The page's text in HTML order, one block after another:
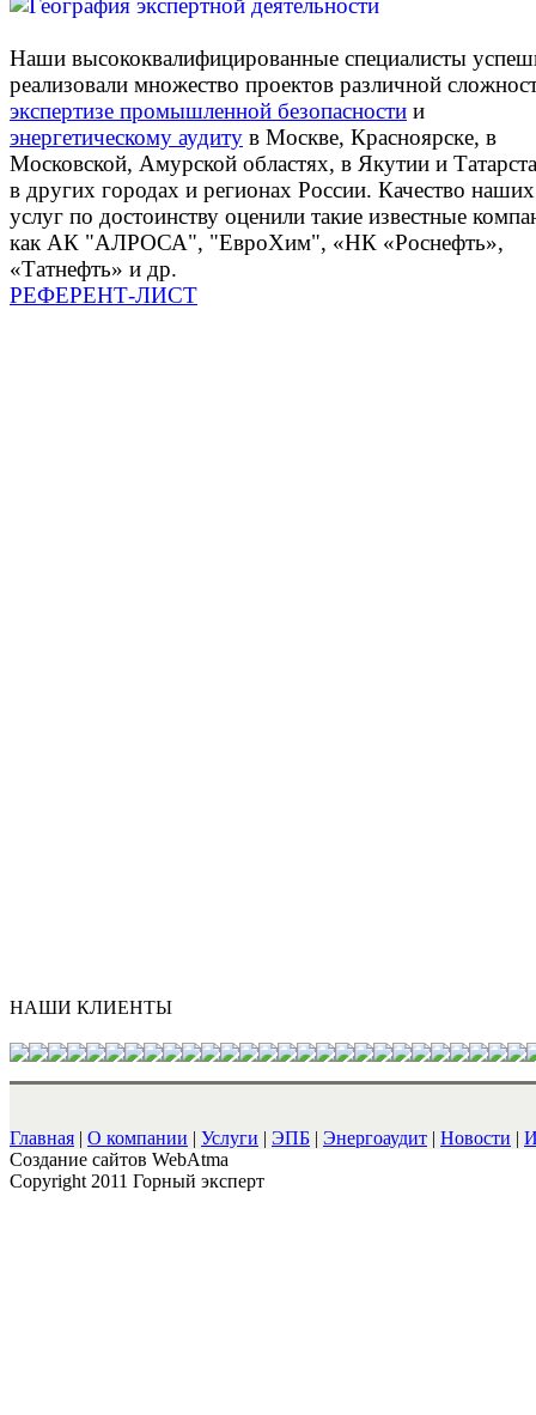
Наши высококвалифицированные специалисты
реализовали множество проектов различной
экспертизе промышленной безопасности и
энергетическому аудиту в Москве, Красноярске, в
Московской, Амурской областях, в Якутии и
в других городах и регионах России. Качество наших
услуг по достоинству оценили такие известные
как АК "АЛРОСА", "ЕвроХим", «НК «Роснефть»,
«Татнефть» и др.
РЕФЕРЕНТ-ЛИСТ
НАШИ КЛИЕНТЫ
Главная | О компании | Услуги | ЭПБ | Энергоаудит | Новости |
Cоздание сайтов WebAtma
Copyright 2011 Горный эксперт